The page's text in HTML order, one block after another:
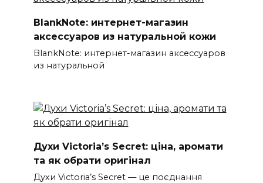
BlankNote: интернет-магазин
аксессуаров из натуральной кожи
BlankNote: интернет-магазин аксессуаров
из натуральной
Духи Victoria’s Secret: ціна, аромати
та як обрати оригінал
Духи Victoria’s Secret — це поєднання